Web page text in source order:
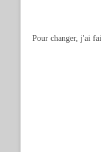
Pour changer, j'ai